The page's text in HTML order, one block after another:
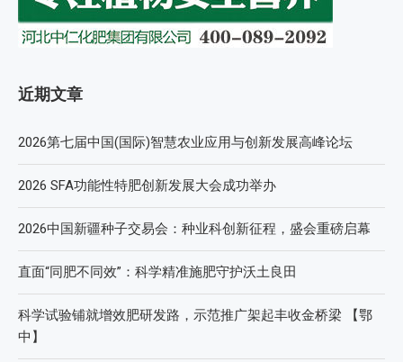
近期文章
2026第七届中国(国际)智慧农业应用与创新发展高峰论坛
2026 SFA功能性特肥创新发展大会成功举办
2026中国新疆种子交易会：种业科创新征程，盛会重磅启幕
直面“同肥不同效”：科学精准施肥守护沃土良田
科学试验铺就增效肥研发路，示范推广架起丰收金桥梁 【鄂
中】